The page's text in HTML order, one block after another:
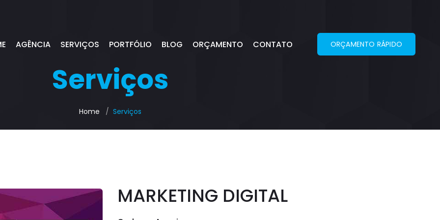
AGÊNCIA SERVIÇOS PORTFÓLIO BLOG ORÇAMENTO CONTATO ORÇAMENTO RÁPIDO
Serviços
Home Serviços
MARKETING DIGITAL